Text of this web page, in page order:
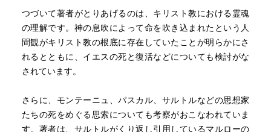
つづいて著者がとりあげるのは、キリスト教における霊魂
の理解です。神の息吹によって命を吹き込まれたという人
間観がキリスト教の根底に存在していたことが明らかにさ
れるとともに、イエスの死と復活などについても検討がな
されています。
さらに、モンテーニュ、パスカル、サルトルなどの思想家
たちの死をめぐる思索についても考察がおこなわれていま
す。著者は、サルトルがくり返し引用しているマルローの